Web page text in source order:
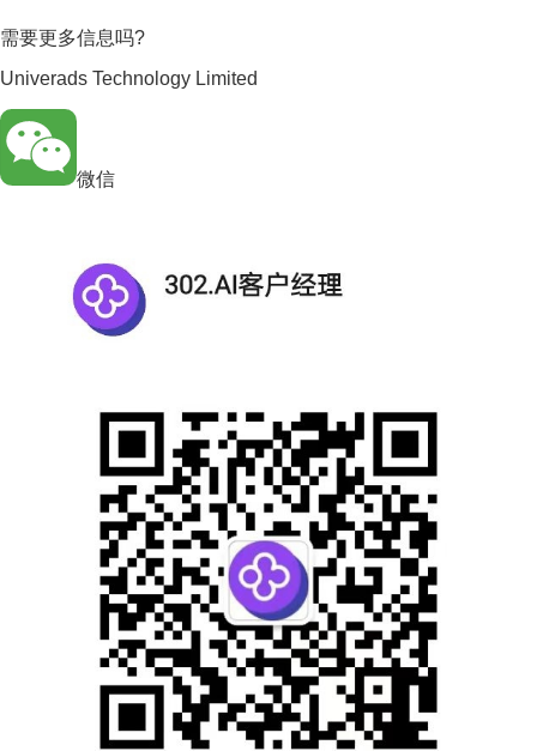
需要更多信息吗?
Univerads Technology Limited
微信